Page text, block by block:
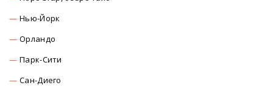
Нью-Йорк
Орландо
Парк-Сити
Сан-Диего